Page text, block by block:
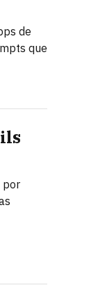
de
que
por